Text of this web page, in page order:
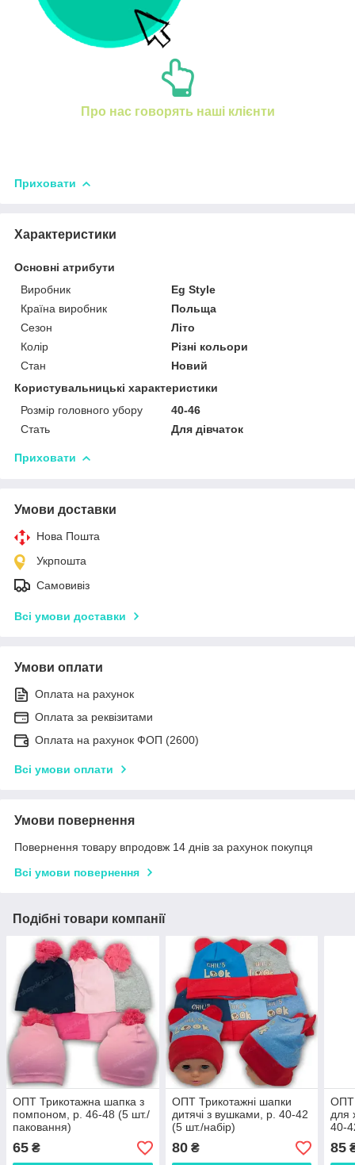
Про нас говорять наші клієнти
Приховати
Характеристики
Основні атрибути
Виробник
Eg Style
Країна виробник
Польща
Сезон
Літо
Колір
Різні кольори
Стан
Новий
Користувальницькі характеристики
Розмір головного убору
40-46
Стать
Для дівчаток
Приховати
Умови доставки
Нова Пошта
Укрпошта
Самовивіз
Всі умови доставки
Умови оплати
Оплата на рахунок
Оплата за реквізитами
Оплата на рахунок ФОП (2600)
Всі умови оплати
Умови повернення
Повернення товару впродовж 14 днів за рахунок покупця
Всі умови повернення
Подібні товари компанії
ОПТ Трикотажна шапка з
помпоном, р. 46-48 (5 шт./
паковання)
65 ₴
ОПТ Трикотажні шапки
дитячі з вушками, р. 40-42
(5 шт./набір)
80₴
ОПТ
для
40-
85